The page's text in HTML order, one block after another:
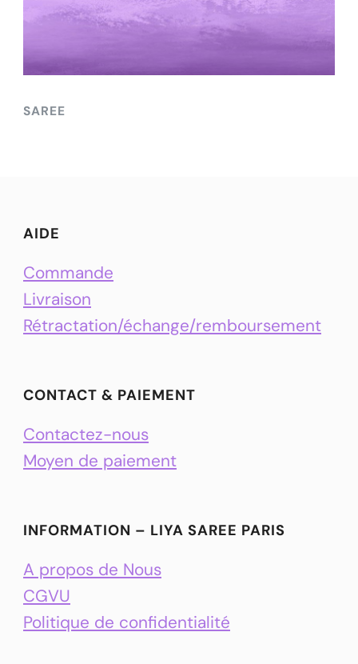
SAREE
AIDE
Commande
Livraison
Rétractation/échange/remboursement
CONTACT & PAIEMENT
Contactez-nous
Moyen de paiement
INFORMATION – LIYA SAREE PARIS
A propos de Nous
CGVU
Politique de confidentialité